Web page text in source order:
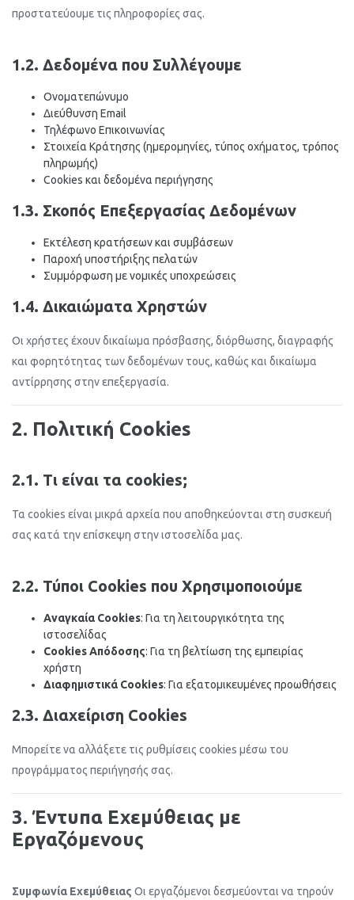
προστατεύουμε τις πληροφορίες σας.
1.2. Δεδομένα που Συλλέγουμε
Ονοματεπώνυμο
Διεύθυνση Email
Τηλέφωνο Επικοινωνίας
Στοιχεία Κράτησης (ημερομηνίες, τύπος οχήματος, τρόπος
πληρωμής)
Cookies και δεδομένα περιήγησης
1.3. Σκοπός Επεξεργασίας Δεδομένων
Εκτέλεση κρατήσεων και συμβάσεων
Παροχή υποστήριξης πελατών
Συμμόρφωση με νομικές υποχρεώσεις
1.4. Δικαιώματα Χρηστών
Οι χρήστες έχουν δικαίωμα πρόσβασης, διόρθωσης, διαγραφής
και φορητότητας των δεδομένων τους, καθώς και δικαίωμα
αντίρρησης στην επεξεργασία.
2. Πολιτική Cookies
2.1. Τι είναι τα cookies;
Τα cookies είναι μικρά αρχεία που αποθηκεύονται στη συσκευή
σας κατά την επίσκεψη στην ιστοσελίδα μας.
2.2. Τύποι Cookies που Χρησιμοποιούμε
Αναγκαία Cookies: Για τη λειτουργικότητα της
ιστοσελίδας
Cookies Απόδοσης: Για τη βελτίωση της εμπειρίας
χρήστη
Διαφημιστικά Cookies: Για εξατομικευμένες προωθήσεις
2.3. Διαχείριση Cookies
Μπορείτε να αλλάξετε τις ρυθμίσεις cookies μέσω του
προγράμματος περιήγησής σας.
3. Έντυπα Εχεμύθειας με
Εργαζόμενους
Συμφωνία Εχεμύθειας Οι εργαζόμενοι δεσμεύονται να τηρούν